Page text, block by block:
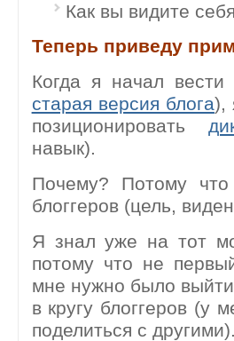
Как вы видите
Теперь приведу
Когда я начал
старая версия блога),
позиционировать
навык).
Почему? Потому
блоггеров (цель,
Я знал уже на тот
потому что не
мне нужно было
в кругу блоггеров (у
поделиться с другими).